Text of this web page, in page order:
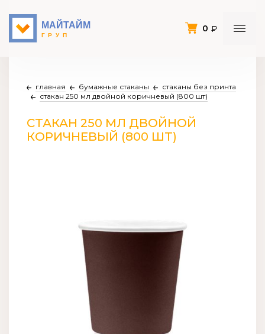
0
главная бумажные стаканы
стаканы без принта
стакан 250 мл двойной коричневый (800 шт)
СТАКАН 250 МЛ ДВОЙНОЙ
КОРИЧНЕВЫЙ (800 ШТ)